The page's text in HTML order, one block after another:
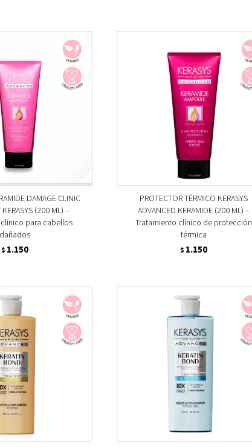
DAMAGE CLINIC
KERASYS (200 ML) –
para cabellos
dañados
$ 1.150
PROTECTOR TÉRMICO KERASYS
ADVANCED KERAMIDE (200 ML) –
Tratamiento clínico de protección
térmica
$ 1.150